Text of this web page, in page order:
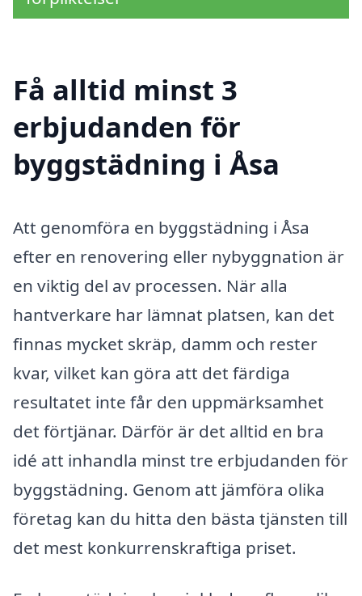
Få alltid minst 3
erbjudanden för
byggstädning i Åsa
Att genomföra en byggstädning i Åsa
efter en renovering eller nybyggnation är
en viktig del av processen. När alla
hantverkare har lämnat platsen, kan det
finnas mycket skräp, damm och rester
kvar, vilket kan göra att det färdiga
resultatet inte får den uppmärksamhet
det förtjänar. Därför är det alltid en bra
idé att inhandla minst tre erbjudanden för
byggstädning. Genom att jämföra olika
företag kan du hitta den bästa tjänsten till
det mest konkurrenskraftiga priset.